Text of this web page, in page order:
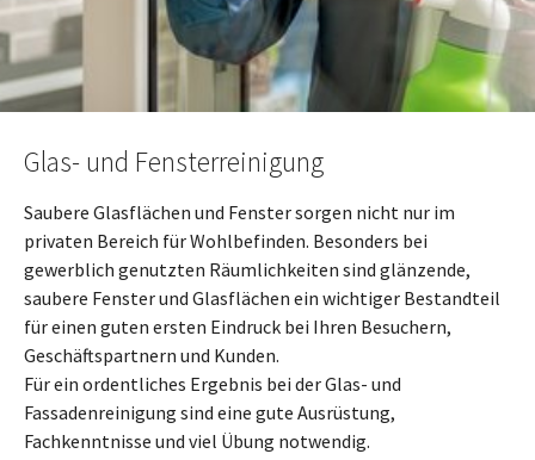
Glas- und Fensterreinigung
Saubere Glasflächen und Fenster sorgen nicht nur im
privaten Bereich für Wohlbefinden. Besonders bei
gewerblich genutzten Räumlichkeiten sind glänzende,
saubere Fenster und Glasflächen ein wichtiger Bestandteil
für einen guten ersten Eindruck bei Ihren Besuchern,
Geschäftspartnern und Kunden.
Für ein ordentliches Ergebnis bei der Glas- und
Fassadenreinigung sind eine gute Ausrüstung,
Fachkenntnisse und viel Übung notwendig.